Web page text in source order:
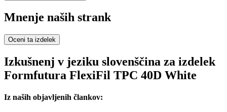
Mnenje naših strank
Oceni ta izdelek
Izkušnenj v jeziku slovenščina za izdelek
Formfutura FlexiFil TPC 40D White
Iz naših objavljenih člankov: